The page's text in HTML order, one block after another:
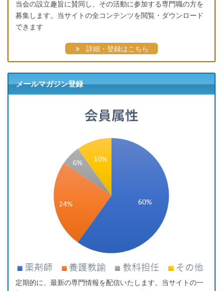
当会の設立趣旨に賛同し、その活動に参加する専門職の方を
募集します。当サイトの全コンテンツを閲覧・ダウンロード
できます
詳細・登録はこちら
メールマガジン登録
定期的に、最新の専門情報を配信いたします。当サイトの一